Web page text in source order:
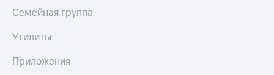
Семейная группа
Утилиты
Приложения